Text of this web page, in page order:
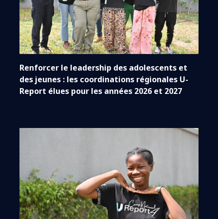
Renforcer le leadership des adolescents et
des jeunes : les coordinations régionales U-
Report élues pour les années 2026 et 2027